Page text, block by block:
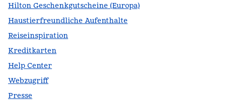
Hilton Geschenkgutscheine (Europa)
Haustierfreundliche Aufenthalte
Reiseinspiration
Kreditkarten
Help Center
Webzugriff
Presse